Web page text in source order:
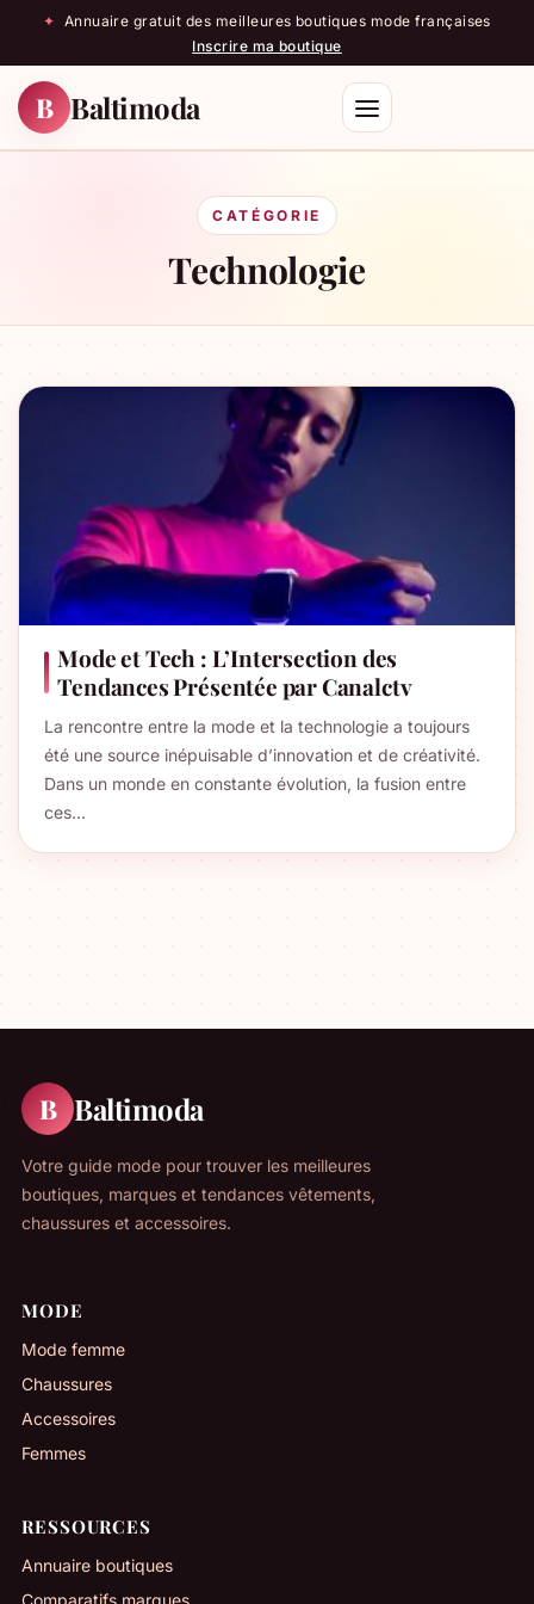
✦ Annuaire gratuit des meilleures boutiques mode françaises
Inscrire ma boutique
B Baltimoda
CATÉGORIE
Technologie
Mode et Tech : L’Intersection des
Tendances Présentée par Canalctv
La rencontre entre la mode et la technologie a toujours
été une source inépuisable d’innovation et de créativité.
Dans un monde en constante évolution, la fusion entre
ces…
B Baltimoda
Votre guide mode pour trouver les meilleures
boutiques, marques et tendances vêtements,
chaussures et accessoires.
MODE
Mode femme
Chaussures
Accessoires
Femmes
RESSOURCES
Annuaire boutiques
Comparatifs marques